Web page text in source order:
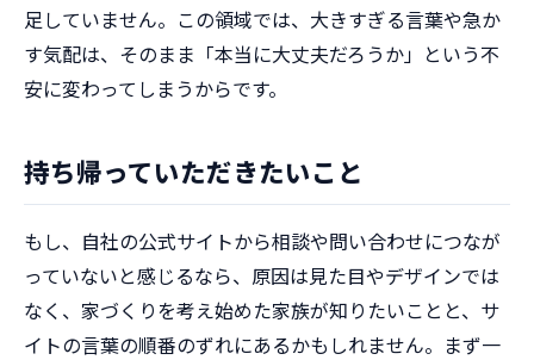
足していません。この領域では、大きすぎる言葉や急か
す気配は、そのまま「本当に大丈夫だろうか」という不
安に変わってしまうからです。
持ち帰っていただきたいこと
もし、自社の公式サイトから相談や問い合わせにつなが
っていないと感じるなら、原因は見た目やデザインでは
なく、家づくりを考え始めた家族が知りたいことと、サ
イトの言葉の順番のずれにあるかもしれません。まず一